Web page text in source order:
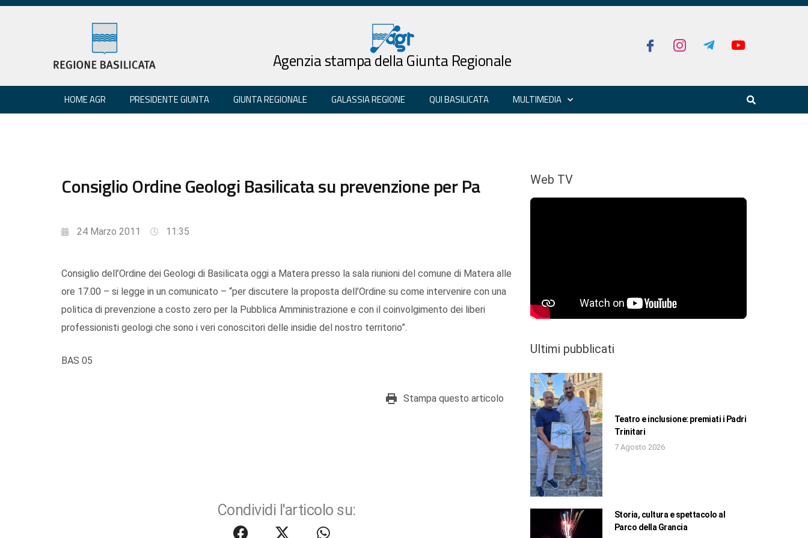
Agenzia stampa della Giunta Regionale
HOME AGR PRESIDENTE GIUNTA GIUNTA REGIONALE GALASSIA REGIONE QUI BASILICATA MULTIMEDIA
Consiglio Ordine Geologi Basilicata su prevenzione per Pa
24 Marzo 2011 11:35
Consiglio dell’Ordine dei Geologi di Basilicata oggi a Matera presso la sala riunioni del comune di Matera alle
ore 17.00 – si legge in un comunicato – “per discutere la proposta dell’Ordine su come intervenire con una
politica di prevenzione a costo zero per la Pubblica Amministrazione e con il coinvolgimento dei liberi
professionisti geologi che sono i veri conoscitori delle insidie del nostro territorio”.
BAS 05
Stampa questo articolo
Condividi l'articolo su:
Web TV
Ultimi pubblicati
Teatro e inclusione: premiati i Padri
Trinitari
7 Agosto 2026
Storia, cultura e spettacolo al
Parco della Grancia